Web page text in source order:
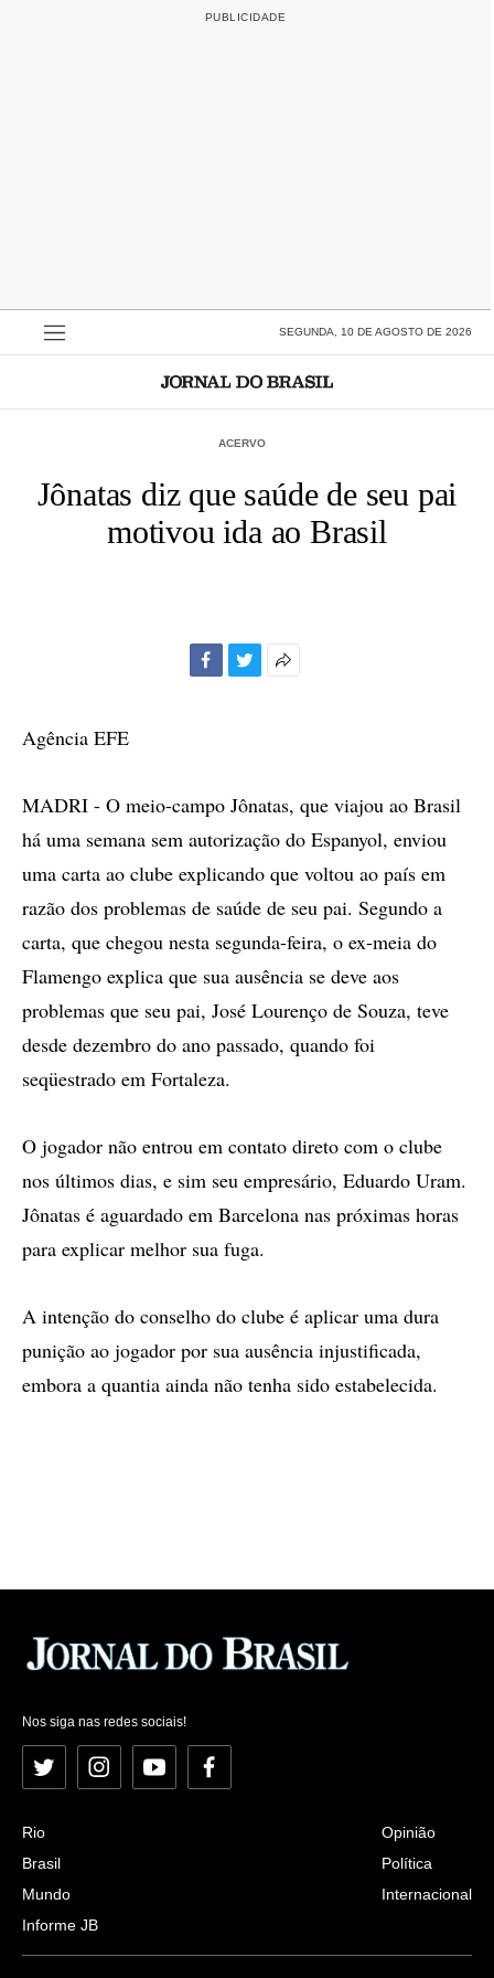
SEGUNDA, 10 DE AGOSTO DE 2026
ACERVO
Jônatas diz que saúde de seu pai
motivou ida ao Brasil
Agência EFE
MADRI - O meio-campo Jônatas, que viajou ao Brasil
há uma semana sem autorização do Espanyol, enviou
uma carta ao clube explicando que voltou ao país em
razão dos problemas de saúde de seu pai. Segundo a
carta, que chegou nesta segunda-feira, o ex-meia do
Flamengo explica que sua ausência se deve aos
problemas que seu pai, José Lourenço de Souza, teve
desde dezembro do ano passado, quando foi
seqüestrado em Fortaleza.
O jogador não entrou em contato direto com o clube
nos últimos dias, e sim seu empresário, Eduardo Uram.
Jônatas é aguardado em Barcelona nas próximas horas
para explicar melhor sua fuga.
A intenção do conselho do clube é aplicar uma dura
punição ao jogador por sua ausência injustificada,
embora a quantia ainda não tenha sido estabelecida.
Nos siga nas redes sociais!
Twitter InstagramYouTubeFacebook
Rio
Brasil
Mundo
Informe JB
Opinião
Política
Internacional